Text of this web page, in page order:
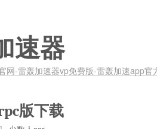
速器
网-雷轰加速器vp免费版-雷轰加速app官
版下载